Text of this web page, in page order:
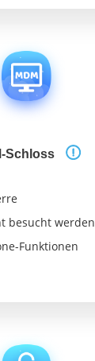
Schloss
besucht werden
Funktionen